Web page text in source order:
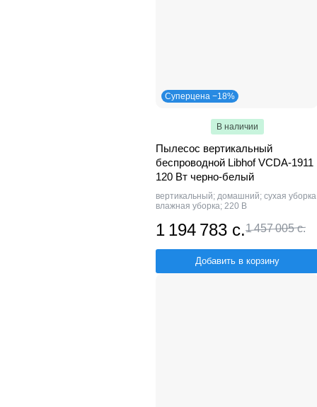
Суперцена −18%
В наличии
Пылесос вертикальный
беспроводной Libhof VCDA-1911
120 Вт черно-белый
вертикальный; домашний; сухая
влажная уборка; 220 В
1 194 783 с.1 457 005 с.
Добавить в корзину